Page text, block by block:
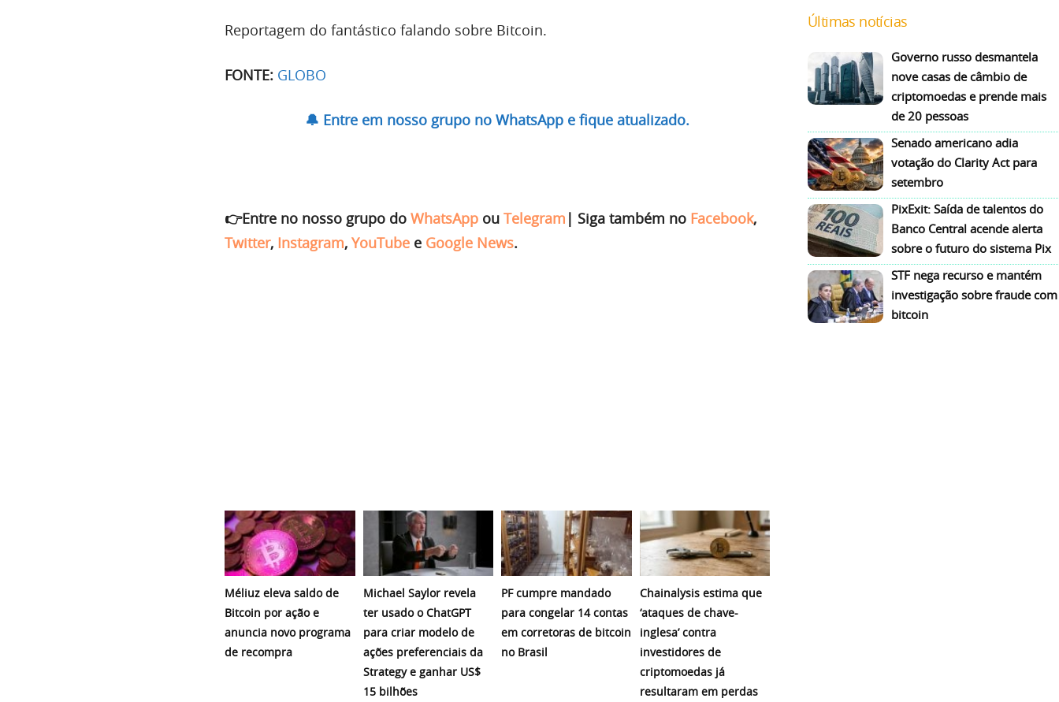
Reportagem do fantástico falando sobre Bitcoin.
FONTE: GLOBO
🔔 Entre em nosso grupo no WhatsApp e fique atualizado.
👉Entre no nosso grupo do WhatsApp ou Telegram | Siga também no Facebook,
Twitter, Instagram, YouTube e Google News.
Méliuz eleva saldo de
Bitcoin por ação e
anuncia novo programa
de recompra
Michael Saylor revela
ter usado o ChatGPT
para criar modelo de
ações preferenciais da
Strategy e ganhar US$
15 bilhões
PF cumpre mandado
para congelar 14 contas
em corretoras de bitcoin
no Brasil
Chainalysis estima que
‘ataques de chave-
inglesa’ contra
investidores de
criptomoedas já
resultaram em perdas
Últimas notícias
Governo russo desmantela
nove casas de câmbio de
criptomoedas e prende mais
de 20 pessoas
Senado americano adia
votação do Clarity Act para
setembro
PixExit: Saída de talentos do
Banco Central acende alerta
sobre o futuro do sistema Pix
STF nega recurso e mantém
investigação sobre fraude com
bitcoin